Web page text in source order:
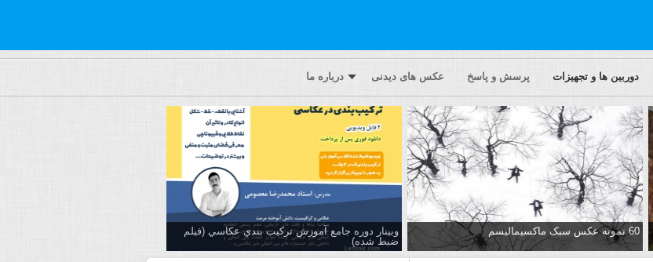
دوربین ها و تجهیزات پرسش و پاسخ عکس های دیدنی درباره ما
60 نمونه عکس سبک ماکسیمالیسم
وبینار دوره جامع آموزش تركيب بندي عكاسي (فیلم
ضبط شده)